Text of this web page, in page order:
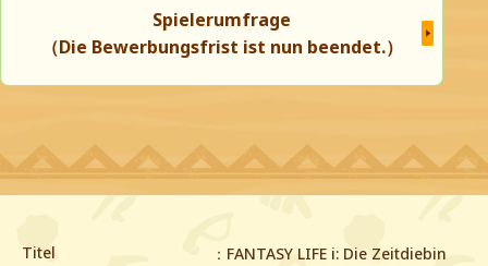
Spielerumfrage
（Die Bewerbungsfrist ist nun beendet.）
Titel
FANTASY LIFE i: Die Zeitdiebin